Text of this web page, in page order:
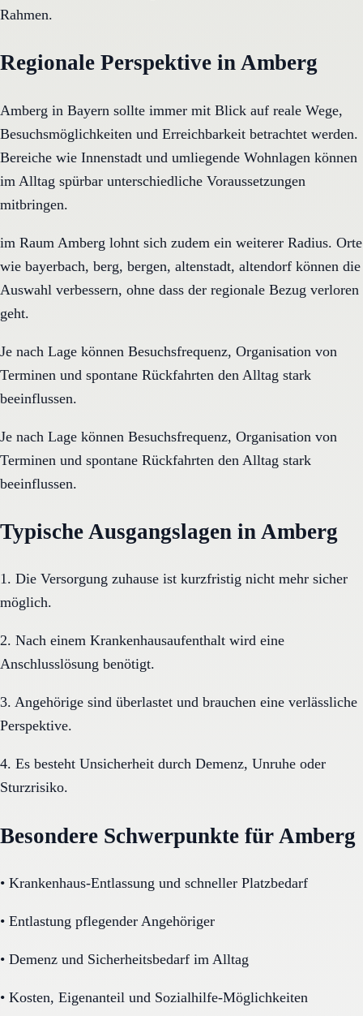
Rahmen.
Regionale Perspektive in Amberg
Amberg in Bayern sollte immer mit Blick auf reale Wege,
Besuchsmöglichkeiten und Erreichbarkeit betrachtet werden.
Bereiche wie Innenstadt und umliegende Wohnlagen können
im Alltag spürbar unterschiedliche Voraussetzungen
mitbringen.
im Raum Amberg lohnt sich zudem ein weiterer Radius. Orte
wie bayerbach, berg, bergen, altenstadt, altendorf können die
Auswahl verbessern, ohne dass der regionale Bezug verloren
geht.
Je nach Lage können Besuchsfrequenz, Organisation von
Terminen und spontane Rückfahrten den Alltag stark
beeinflussen.
Je nach Lage können Besuchsfrequenz, Organisation von
Terminen und spontane Rückfahrten den Alltag stark
beeinflussen.
Typische Ausgangslagen in Amberg
1. Die Versorgung zuhause ist kurzfristig nicht mehr sicher
möglich.
2. Nach einem Krankenhausaufenthalt wird eine
Anschlusslösung benötigt.
3. Angehörige sind überlastet und brauchen eine verlässliche
Perspektive.
4. Es besteht Unsicherheit durch Demenz, Unruhe oder
Sturzrisiko.
Besondere Schwerpunkte für Amberg
• Krankenhaus-Entlassung und schneller Platzbedarf
• Entlastung pflegender Angehöriger
• Demenz und Sicherheitsbedarf im Alltag
• Kosten, Eigenanteil und Sozialhilfe-Möglichkeiten